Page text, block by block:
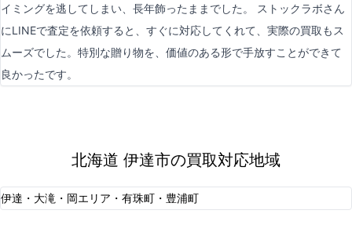
イミングを逃してしまい、長年飾ったままでした。 ストックラボさん
にLINEで査定を依頼すると、すぐに対応してくれて、実際の買取もス
ムーズでした。特別な贈り物を、価値のある形で手放すことができて
良かったです。
北海道 伊達市の買取対応地域
伊達・大滝・岡エリア・有珠町・豊浦町